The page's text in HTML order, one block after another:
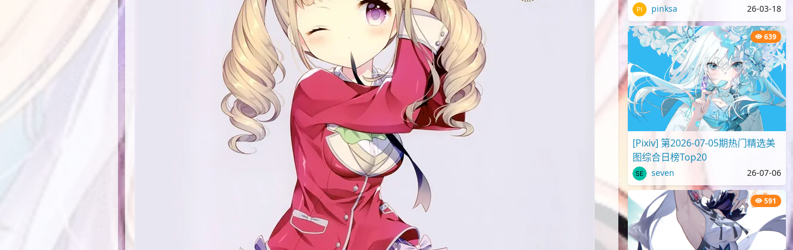
pinksa 26-03-18
639
[Pixiv] 第2026-07-05期热门精选美
图综合日榜Top20
seven 26-07-06
591